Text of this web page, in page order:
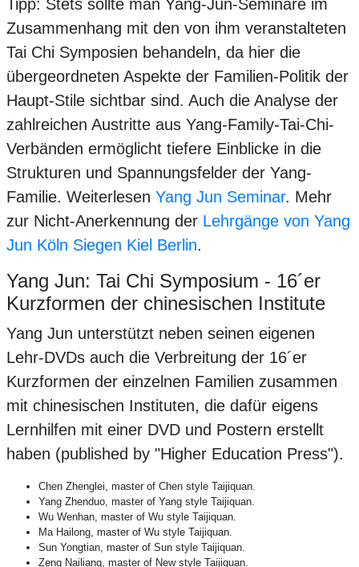
Tipp: Stets sollte man Yang-Jun-Seminare im
Zusammenhang mit den von ihm veranstalteten
Tai Chi Symposien behandeln, da hier die
übergeordneten Aspekte der Familien-Politik der
Haupt-Stile sichtbar sind. Auch die Analyse der
zahlreichen Austritte aus Yang-Family-Tai-Chi-
Verbänden ermöglicht tiefere Einblicke in die
Strukturen und Spannungsfelder der Yang-
Familie. Weiterlesen Yang Jun Seminar. Mehr
zur Nicht-Anerkennung der Lehrgänge von Yang
Jun Köln Siegen Kiel Berlin.
Yang Jun: Tai Chi Symposium - 16´er
Kurzformen der chinesischen Institute
Yang Jun unterstützt neben seinen eigenen
Lehr-DVDs auch die Verbreitung der 16´er
Kurzformen der einzelnen Familien zusammen
mit chinesischen Instituten, die dafür eigens
Lernhilfen mit einer DVD und Postern erstellt
haben (published by "Higher Education Press").
Chen Zhenglei, master of Chen style Taijiquan.
Yang Zhenduo, master of Yang style Taijiquan.
Wu Wenhan, master of Wu style Taijiquan.
Ma Hailong, master of Wu style Taijiquan.
Sun Yongtian, master of Sun style Taijiquan.
Zeng Nailiang, master of New style Taijiquan.